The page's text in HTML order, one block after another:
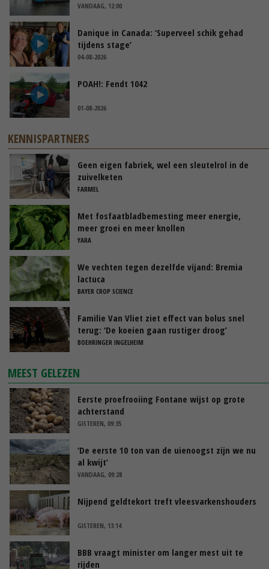
VANDAAG, 12:00
Danique in Canada: ‘Superveel schik gehad
tijdens stage’
04-08-2026
POAH!: Fendt 1042
01-08-2026
KENNISPARTNERS
Geen eigen fabriek, wel een sleutelrol in de
zuivelketen
FARMEL
Met fosfaatbladbemesting meer energie,
meer groei en meer knollen
YARA
We vechten tegen dezelfde vijand: Bremia
lactuca
BAYER CROP SCIENCE
Familie Van Vliet ziet effect van bolus snel
terug: ‘De koeien gaan rustiger droog’
BOEHRINGER INGELHEIM
MEEST GELEZEN
Eerste proefrooiing Fontane wijst op grote
achterstand
GISTEREN, 09:35
‘De eerste 10 ton van de uienoogst zijn we nu
al kwijt’
VANDAAG, 09:28
Nijpend geldtekort treft vleesvarkenshouders
GISTEREN, 13:14
BBB vraagt minister om langer mest uit te
rijden